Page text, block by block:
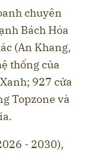
chuyên
Bách Hóa
(An Khang,
thống của
927 cửa
Topzone và
- 2030),